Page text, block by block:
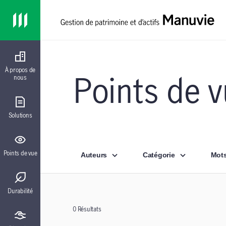
Home
À propos de
nous
Solutions
Points de vue
Durabilité
Points de
Auteurs Catégorie
0 Résultats